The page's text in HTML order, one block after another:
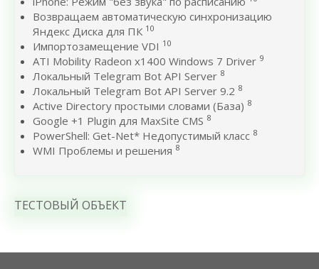
Возвращаем автоматическую синхронизацию
Яндекс Диска для ПК 10
Импортозамещение VDI 10
ATI Mobility Radeon x1400 Windows 7 Driver 9
Локальный Telegram Bot API Server 8
Локальный Telegram Bot API Server 9.2 8
Active Directory простыми словами (База) 8
Google +1 Plugin для MaxSite CMS 8
PowerShell: Get-Net* Недопустимый класс 8
WMI Проблемы и решения 8
ТЕСТОВЫЙ ОБЪЕКТ